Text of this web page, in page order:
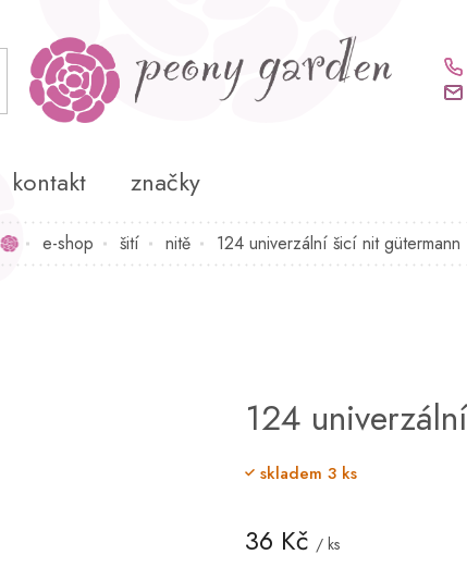
kontakt značky
Domůe-shop šití nitě 124 univerzální šicí nit gütermann
36 Kč / ks
skladem 3 ks
124